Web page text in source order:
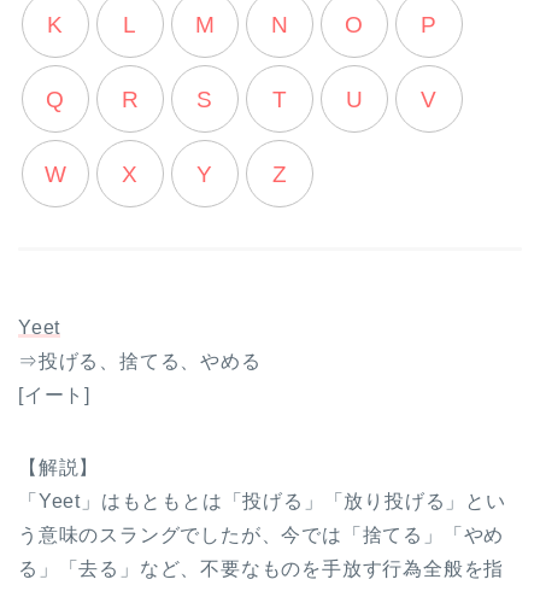
K L M N O P
Q R S T U V
W X Y Z
Yeet
⇒投げる、捨てる、やめる
[イート]
【解説】
「Yeet」はもともとは「投げる」「放り投げる」とい
う意味のスラングでしたが、今では「捨てる」「やめ
る」「去る」など、不要なものを手放す行為全般を指